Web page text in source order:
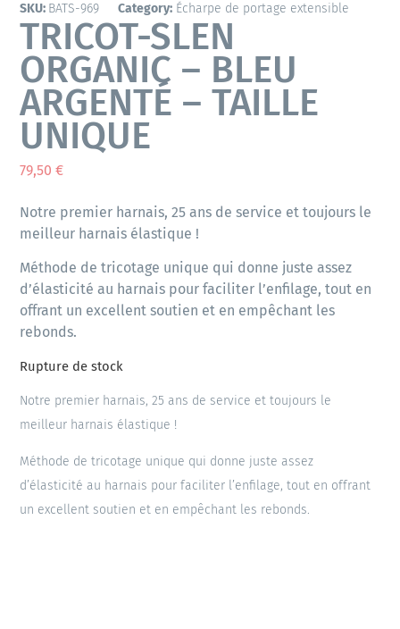
SKU: BATS-969 Category: Écharpe de portage extensible
TRICOT-SLEN
ORGANIC – BLEU
ARGENTÉ – TAILLE
UNIQUE
79,50€
Notre premier harnais, 25 ans de service et toujours le
meilleur harnais élastique !
Méthode de tricotage unique qui donne juste assez
d’élasticité au harnais pour faciliter l’enfilage, tout en
offrant un excellent soutien et en empêchant les
rebonds.
Rupture de stock
Notre premier harnais, 25 ans de service et toujours le
meilleur harnais élastique !
Méthode de tricotage unique qui donne juste assez
d’élasticité au harnais pour faciliter l’enfilage, tout en offrant
un excellent soutien et en empêchant les rebonds.